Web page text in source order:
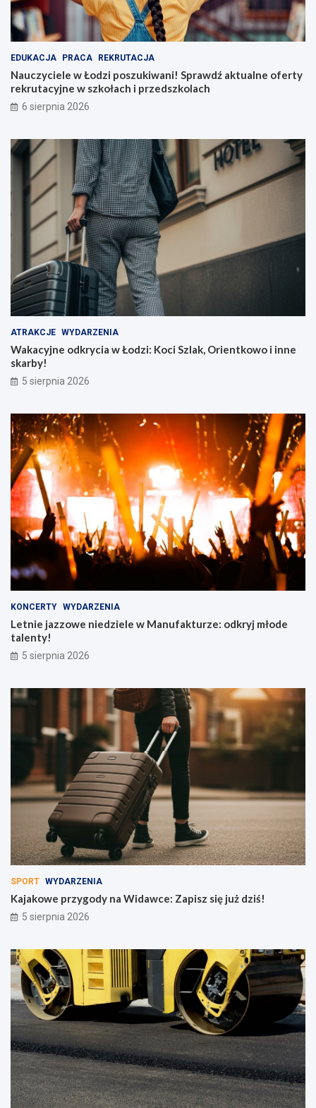
EDUKACJA PRACA REKRUTACJA
Nauczyciele w Łodzi poszukiwani! Sprawdź aktualne oferty
rekrutacyjne w szkołach i przedszkolach
6 sierpnia 2026
ATRAKCJE WYDARZENIA
Wakacyjne odkrycia w Łodzi: Koci Szlak, Orientkowo i inne
skarby!
5 sierpnia 2026
KONCERTY WYDARZENIA
Letnie jazzowe niedziele w Manufakturze: odkryj młode
talenty!
5 sierpnia 2026
SPORT WYDARZENIA
Kajakowe przygody na Widawce: Zapisz się już dziś!
5 sierpnia 2026